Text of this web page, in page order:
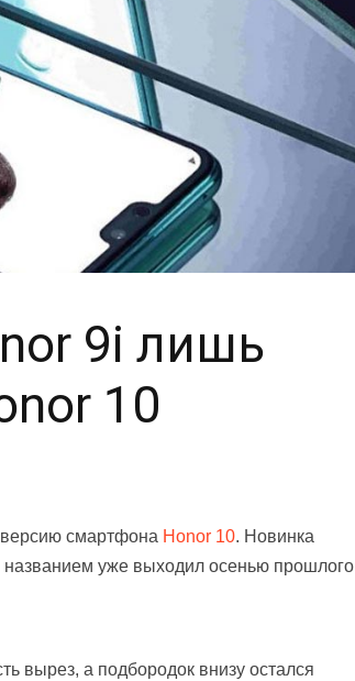
9i лишь
10
смартфона Honor 10. Новинка
названием уже выходил осенью прошлого
вырез, а подбородок внизу остался